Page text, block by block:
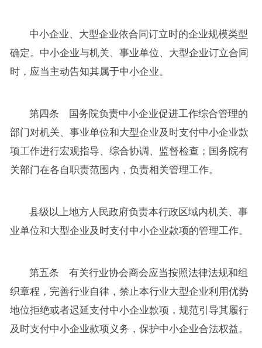
中小企业、大型企业依合同订立时的企业规模类型
确定。中小企业与机关、事业单位、大型企业订立合同
时，应当主动告知其属于中小企业。
第四条 国务院负责中小企业促进工作综合管理的
部门对机关、事业单位和大型企业及时支付中小企业款
项工作进行宏观指导、综合协调、监督检查；国务院有
关部门在各自职责范围内，负责相关管理工作。
县级以上地方人民政府负责本行政区域内机关、事
业单位和大型企业及时支付中小企业款项的管理工作。
第五条 有关行业协会商会应当按照法律法规和组
织章程，完善行业自律，禁止本行业大型企业利用优势
地位拒绝或者迟延支付中小企业款项，规范引导其履行
及时支付中小企业款项义务，保护中小企业合法权益。